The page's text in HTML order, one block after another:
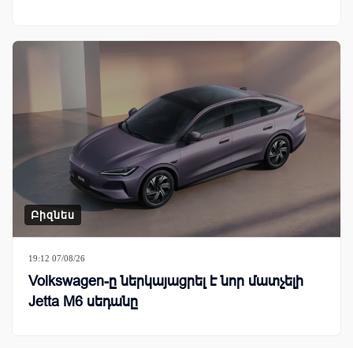
Բիզնես
19:12 07/08/26
Volkswagen-ը ներկայացրել է նոր մատչելի
Jetta M6 սեդանը